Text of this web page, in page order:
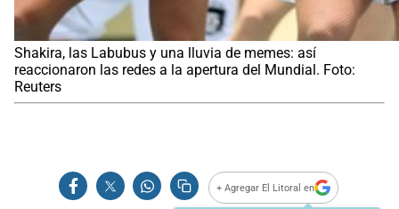
Shakira, las Labubus y una lluvia de memes: así
reaccionaron las redes a la apertura del Mundial. Foto:
Reuters
+ Agregar El Litoral en